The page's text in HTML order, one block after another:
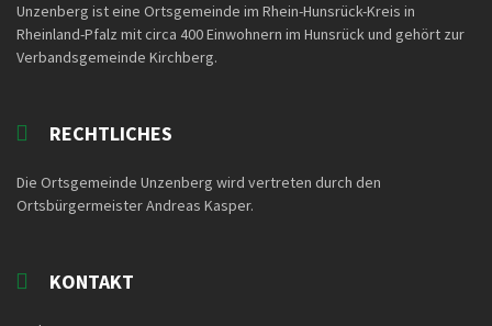
Unzenberg ist eine Ortsgemeinde im Rhein-Hunsrück-Kreis in
Rheinland-Pfalz mit circa 400 Einwohnern im Hunsrück und gehört zur
Verbandsgemeinde Kirchberg.
RECHTLICHES
Die Ortsgemeinde Unzenberg wird vertreten durch den
Ortsbürgermeister Andreas Kasper.
KONTAKT